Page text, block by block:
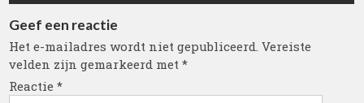
Geef een reactie
Het e-mailadres wordt niet gepubliceerd. Vereiste
velden zijn gemarkeerd met*
Reactie*